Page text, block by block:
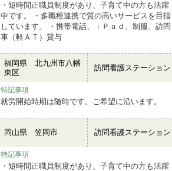
・短時間正職員制度があり、子育て中の方も活躍
中です。 ・多職種連携で質の高いサービスを目指
しています。 ・携帯電話、ｉＰａｄ、制服、訪問
車（軽ＡＴ）貸与
福岡県 北九州市八幡
東区
訪問看護ステーション
特記事項
就労開始時期は随時です。ご希望に沿います。
岡山県 笠岡市 訪問看護ステーション
特記事項
・短時間正職員制度があり、子育て中の方も活躍